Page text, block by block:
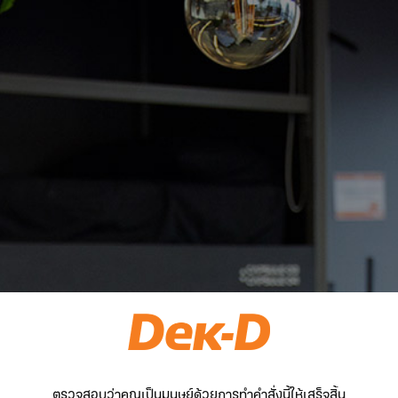
ตรวจสอบว่าคุณเป็นมนุษย์ด้วยการทำคำสั่งนี้ให้เสร็จสิ้น